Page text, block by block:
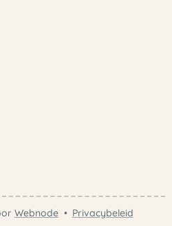
Webnode Privacybeleid